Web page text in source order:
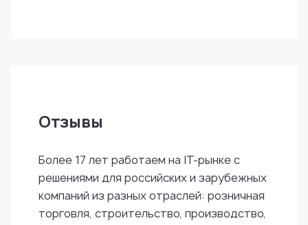
Отзывы
Более 17 лет работаем на IT-рынке с
решениями для российских и зарубежных
компаний из разных отраслей: розничная
торговля, строительство, производство,